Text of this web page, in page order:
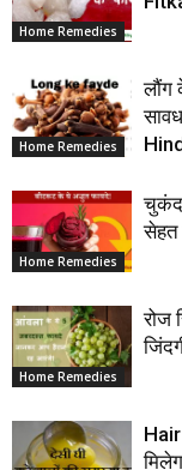
Home Remedies
Home Remedies
लौंग
Home Remedies
सेहत
Home Remedies
रोज